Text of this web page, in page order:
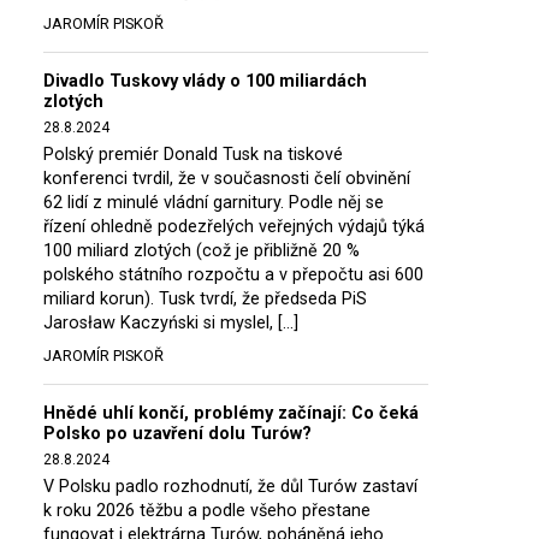
JAROMÍR PISKOŘ
Divadlo Tuskovy vlády o 100 miliardách
zlotých
28.8.2024
Polský premiér Donald Tusk na tiskové
konferenci tvrdil, že v současnosti čelí obvinění
62 lidí z minulé vládní garnitury. Podle něj se
řízení ohledně podezřelých veřejných výdajů týká
100 miliard zlotých (což je přibližně 20 %
polského státního rozpočtu a v přepočtu asi 600
miliard korun). Tusk tvrdí, že předseda PiS
Jarosław Kaczyński si myslel, […]
JAROMÍR PISKOŘ
Hnědé uhlí končí, problémy začínají: Co čeká
Polsko po uzavření dolu Turów?
28.8.2024
V Polsku padlo rozhodnutí, že důl Turów zastaví
k roku 2026 těžbu a podle všeho přestane
fungovat i elektrárna Turów, poháněná jeho